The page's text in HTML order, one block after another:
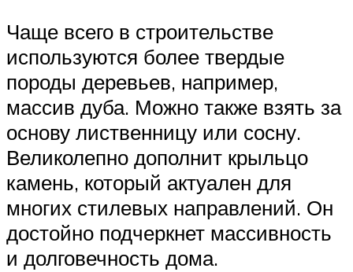
Чаще всего в строительстве
используются более твердые
породы деревьев, например,
массив дуба. Можно также взять за
основу лиственницу или сосну.
Великолепно дополнит крыльцо
камень, который актуален для
многих стилевых направлений. Он
достойно подчеркнет массивность
и долговечность дома.